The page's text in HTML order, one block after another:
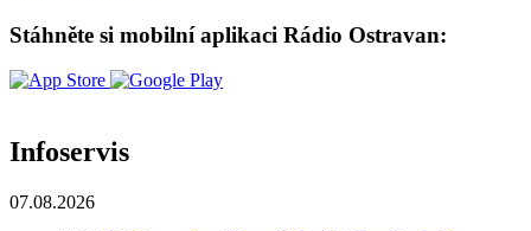
Stáhněte si mobilní aplikaci Rádio Ostravan:
Infoservis
07.08.2026